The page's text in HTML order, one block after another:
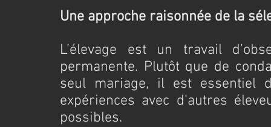
Une approche raisonnée de la
L’élevage est un travail
permanente. Plutôt que de
seul mariage, il est essentiel
expériences avec d’autres
possibles.